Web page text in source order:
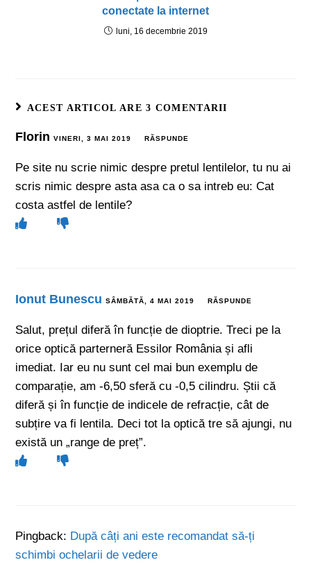
conectate la internet
luni, 16 decembrie 2019
ACEST ARTICOL ARE 3 COMENTARII
FlorinVINERI, 3 MAI 2019 RĂSPUNDE
Pe site nu scrie nimic despre pretul lentilelor, tu nu ai
scris nimic despre asta asa ca o sa intreb eu: Cat
costa astfel de lentile?
Ionut Bunescu SÂMBĂTĂ, 4 MAI 2019 RĂSPUNDE
Salut, prețul diferă în funcție de dioptrie. Treci pe la
orice optică parterneră Essilor România și afli
imediat. Iar eu nu sunt cel mai bun exemplu de
comparație, am -6,50 sferă cu -0,5 cilindru. Știi că
diferă și în funcție de indicele de refracție, cât de
subțire va fi lentila. Deci tot la optică tre să ajungi, nu
există un „range de preț”.
Pingback: După câți ani este recomandat să-ți
schimbi ochelarii de vedere